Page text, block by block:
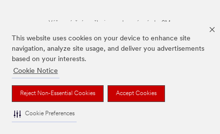
This website uses cookies on your device to enhance site
navigation, analyze site usage, and deliver you advertisements
based on your interests.
Cookie Notice
Reject Non-Essential Cookies Accept Cookies
Cookie Preferences
Výše zmíněné značky jsou ochranné známky 3M.